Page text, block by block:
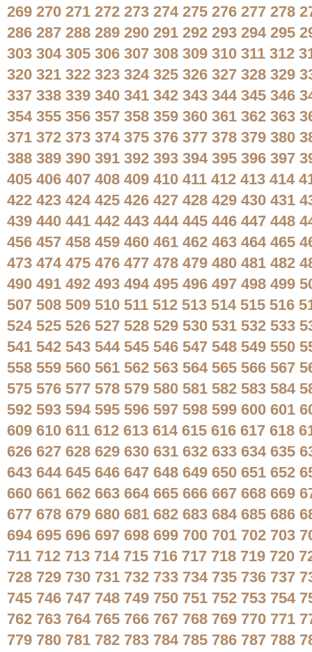
269 270 271 272 273 274 275 276 277 278
286 287 288 289 290 291 292 293 294 295
303 304 305 306 307 308 309 310 311 312
320 321 322 323 324 325 326 327 328 329
337 338 339 340 341 342 343 344 345 346
354 355 356 357 358 359 360 361 362 363
371 372 373 374 375 376 377 378 379 380
388 389 390 391 392 393 394 395 396 397
405 406 407 408 409 410 411 412 413 414
422 423 424 425 426 427 428 429 430 431
439 440 441 442 443 444 445 446 447 448
456 457 458 459 460 461 462 463 464 465
473 474 475 476 477 478 479 480 481 482
490 491 492 493 494 495 496 497 498 499
507 508 509 510 511 512 513 514 515 516
524 525 526 527 528 529 530 531 532 533
541 542 543 544 545 546 547 548 549 550
558 559 560 561 562 563 564 565 566 567
575 576 577 578 579 580 581 582 583 584
592 593 594 595 596 597 598 599 600 601
609 610 611 612 613 614 615 616 617 618
626 627 628 629 630 631 632 633 634 635
643 644 645 646 647 648 649 650 651 652
660 661 662 663 664 665 666 667 668 669
677 678 679 680 681 682 683 684 685 686
694 695 696 697 698 699 700 701 702 703
711 712 713 714 715 716 717 718 719 720
728 729 730 731 732 733 734 735 736 737
745 746 747 748 749 750 751 752 753 754
762 763 764 765 766 767 768 769 770 771
779 780 781 782 783 784 785 786 787 788